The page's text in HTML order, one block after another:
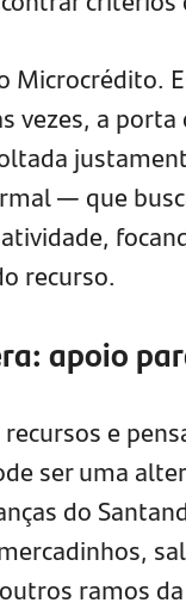
Microcrédito.
vezes, a
— que
recurso.
apoio
e
ser uma
do
ramos